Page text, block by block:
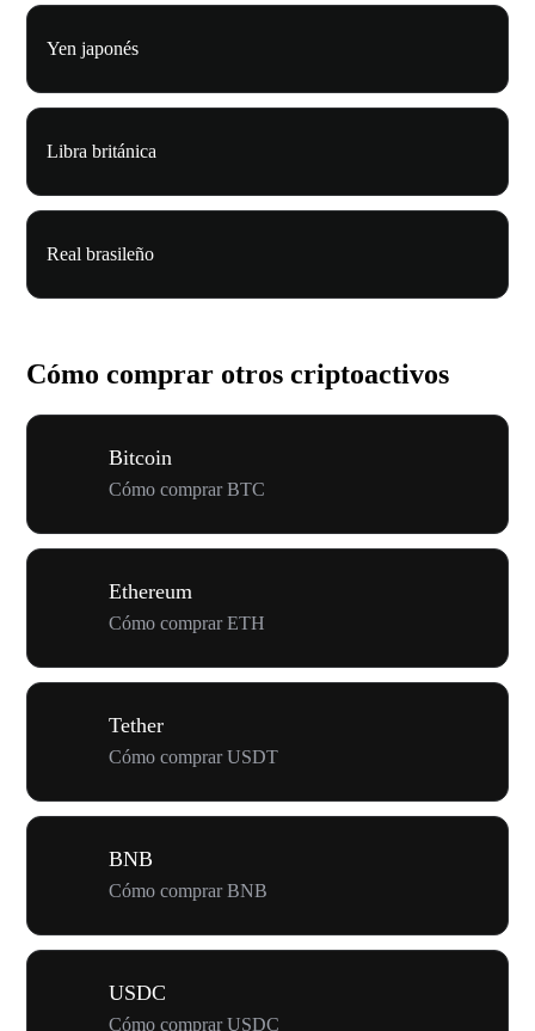
Yen japonés
Libra británica
Real brasileño
Cómo comprar otros criptoactivos
Bitcoin
Cómo comprar BTC
Ethereum
Cómo comprar ETH
Tether
Cómo comprar USDT
BNB
Cómo comprar BNB
USDC
Cómo comprar USDC